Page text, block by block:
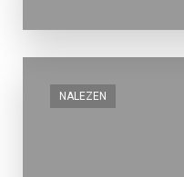
NALEZEN